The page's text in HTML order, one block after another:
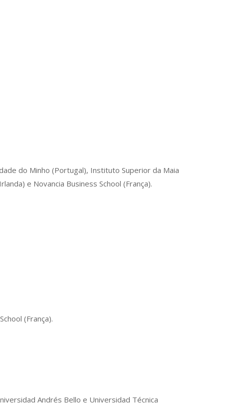
do Minho (Portugal), Instituto Superior da Maia
e Novancia Business School (França).
(França).
Andrés Bello e Universidad Técnica